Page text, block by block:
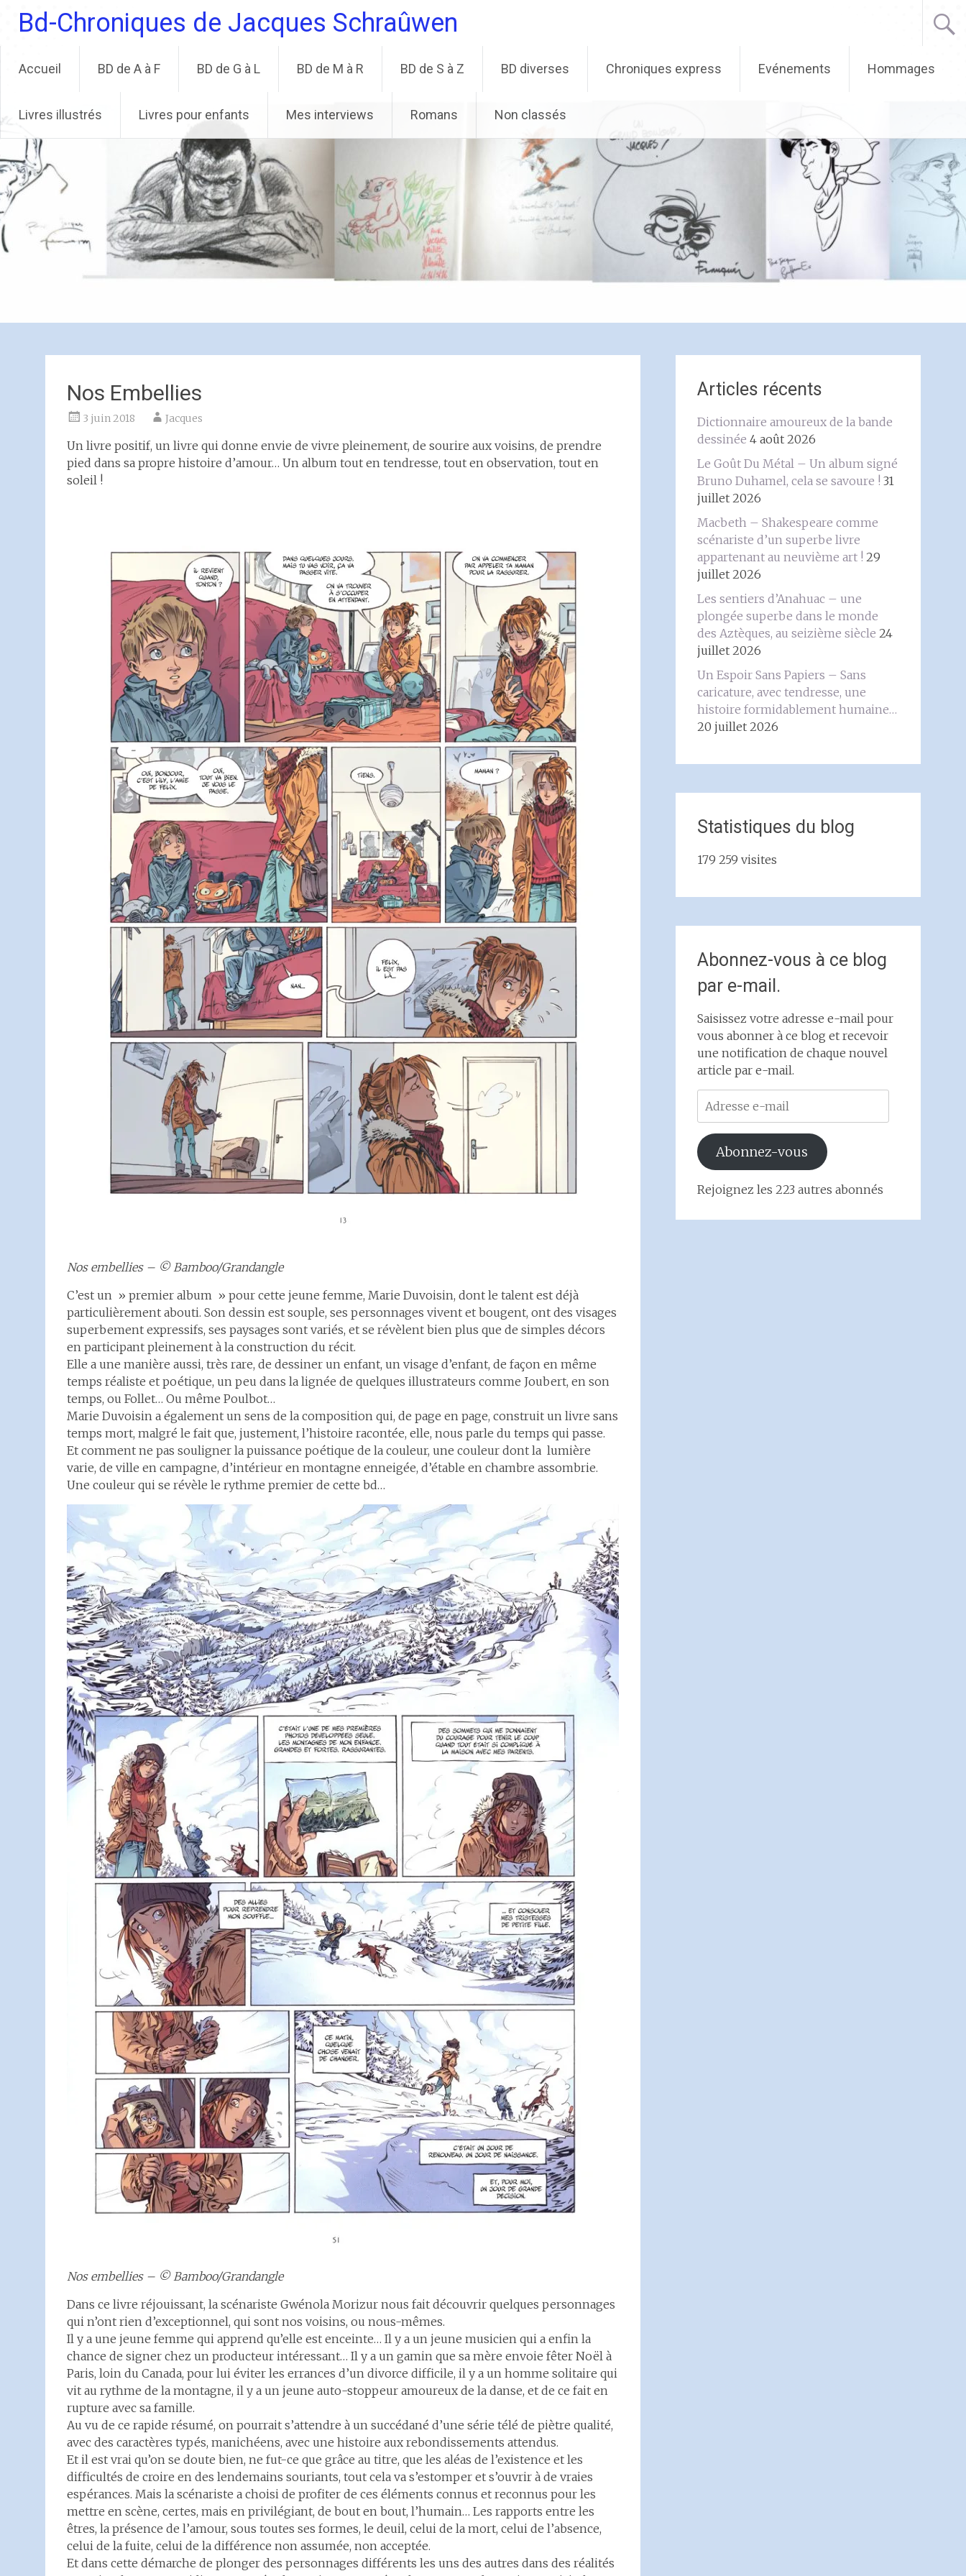
contenu
Bd-Chroniques de Jacques Schraûwen
Accueil BD de A à F BD de G à L BD de M à R BD de S à Z BD diverses Chroniques express Evénements Hommages
Livres illustrés Livres pour enfants Mes interviews Romans Non classés
Nos Embellies
3 juin 2018 Jacques
Un livre positif, un livre qui donne envie de vivre pleinement, de sourire aux voisins, de prendre
pied dans sa propre histoire d’amour… Un album tout en tendresse, tout en observation, tout en
soleil !
Nos embellies – © Bamboo/Grandangle
C’est un » premier album » pour cette jeune femme, Marie Duvoisin, dont le talent est déjà
particulièrement abouti. Son dessin est souple, ses personnages vivent et bougent, ont des visages
superbement expressifs, ses paysages sont variés, et se révèlent bien plus que de simples décors
en participant pleinement à la construction du récit.
Elle a une manière aussi, très rare, de dessiner un enfant, un visage d’enfant, de façon en même
temps réaliste et poétique, un peu dans la lignée de quelques illustrateurs comme Joubert, en son
temps, ou Follet… Ou même Poulbot…
Marie Duvoisin a également un sens de la composition qui, de page en page, construit un livre sans
temps mort, malgré le fait que, justement, l’histoire racontée, elle, nous parle du temps qui passe.
Et comment ne pas souligner la puissance poétique de la couleur, une couleur dont la lumière
varie, de ville en campagne, d’intérieur en montagne enneigée, d’étable en chambre assombrie.
Une couleur qui se révèle le rythme premier de cette bd…
Nos embellies – © Bamboo/Grandangle
Dans ce livre réjouissant, la scénariste Gwénola Morizur nous fait découvrir quelques personnages
qui n’ont rien d’exceptionnel, qui sont nos voisins, ou nous-mêmes.
Il y a une jeune femme qui apprend qu’elle est enceinte… Il y a un jeune musicien qui a enfin la
chance de signer chez un producteur intéressant… Il y a un gamin que sa mère envoie fêter Noël à
Paris, loin du Canada, pour lui éviter les errances d’un divorce difficile, il y a un homme solitaire qui
vit au rythme de la montagne, il y a un jeune auto-stoppeur amoureux de la danse, et de ce fait en
rupture avec sa famille.
Au vu de ce rapide résumé, on pourrait s’attendre à un succédané d’une série télé de piètre qualité,
avec des caractères typés, manichéens, avec une histoire aux rebondissements attendus.
Et il est vrai qu’on se doute bien, ne fut-ce que grâce au titre, que les aléas de l’existence et les
difficultés de croire en des lendemains souriants, tout cela va s’estomper et s’ouvrir à de vraies
espérances. Mais la scénariste a choisi de profiter de ces éléments connus et reconnus pour les
mettre en scène, certes, mais en privilégiant, de bout en bout, l’humain… Les rapports entre les
êtres, la présence de l’amour, sous toutes ses formes, le deuil, celui de la mort, celui de l’absence,
celui de la fuite, celui de la différence non assumée, non acceptée.
Et dans cette démarche de plonger des personnages différents les uns des autres dans des réalités
Articles récents
Dictionnaire amoureux de la bande
dessinée 4 août 2026
Le Goût Du Métal – Un album signé
Bruno Duhamel, cela se savoure ! 31
juillet 2026
Macbeth – Shakespeare comme
scénariste d’un superbe livre
appartenant au neuvième art ! 29
juillet 2026
Les sentiers d’Anahuac – une
plongée superbe dans le monde
des Aztèques, au seizième siècle 24
juillet 2026
Un Espoir Sans Papiers – Sans
caricature, avec tendresse, une
histoire formidablement humaine…
20 juillet 2026
Statistiques du blog
179 259 visites
Abonnez-vous à ce blog
par e-mail.
Saisissez votre adresse e-mail pour
vous abonner à ce blog et recevoir
une notification de chaque nouvel
article par e-mail.
Adresse
e-
mail
Abonnez-vous
Rejoignez les 223 autres abonnés